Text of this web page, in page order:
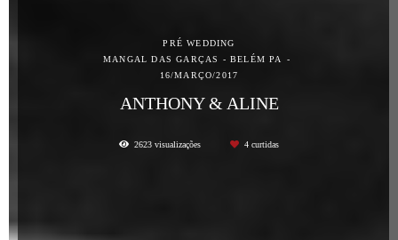
PRÉ WEDDING
MANGAL DAS GARÇAS - BELÉM PA
16/MARÇO/2017
ANTHONY & ALINE
2623 visualizações 4 curtidas